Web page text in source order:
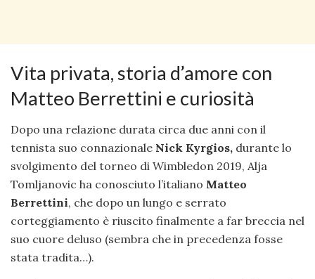
Vita privata, storia d’amore con
Matteo Berrettini e curiosità
Dopo una relazione durata circa due anni con il
tennista suo connazionale Nick Kyrgios, durante lo
svolgimento del torneo di Wimbledon 2019, Alja
Tomljanovic ha conosciuto l’italiano Matteo
Berrettini, che dopo un lungo e serrato
corteggiamento è riuscito finalmente a far breccia nel
suo cuore deluso (sembra che in precedenza fosse
stata tradita…).